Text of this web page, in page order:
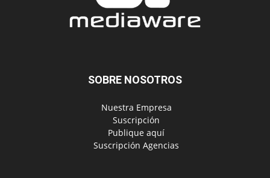
SOBRE NOSOTROS
‎ Nuestra Empresa
‎ Suscripción
‎ Publique aquí
‎ Suscripción Agencias